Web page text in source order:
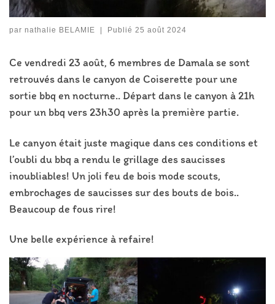
par nathalie BELAMIE Publié 25 août 2024
Ce vendredi 23 août, 6 membres de Damala se sont
retrouvés dans le canyon de Coiserette pour une
sortie bbq en nocturne.. Départ dans le canyon à 21h
pour un bbq vers 23h30 après la première partie.
Le canyon était juste magique dans ces conditions et
l’oubli du bbq a rendu le grillage des saucisses
inoubliables! Un joli feu de bois mode scouts,
embrochages de saucisses sur des bouts de bois..
Beaucoup de fous rire!
Une belle expérience à refaire!